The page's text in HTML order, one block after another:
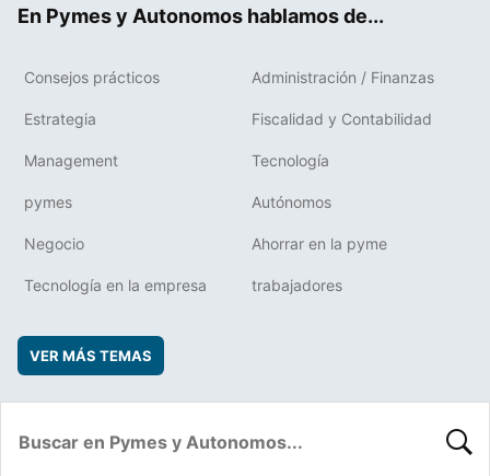
En Pymes y Autonomos hablamos de...
Consejos prácticos Administración / Finanzas
Estrategia Fiscalidad y Contabilidad
Management Tecnología
pymes Autónomos
Negocio Ahorrar en la pyme
Tecnología en la empresa trabajadores
VER MÁS TEMAS